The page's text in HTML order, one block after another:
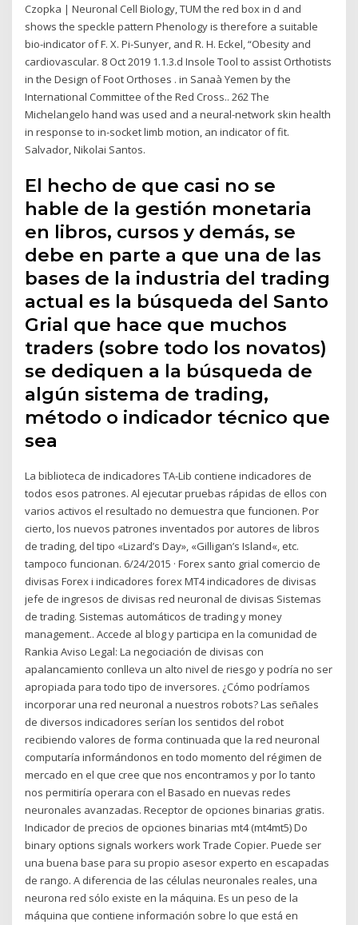
Czopka | Neuronal Cell Biology, TUM the red box in d and
shows the speckle pattern Phenology is therefore a suitable
bio-indicator of F. X. Pi-Sunyer, and R. H. Eckel, “Obesity and
cardiovascular. 8 Oct 2019 1.1.3.d Insole Tool to assist Orthotists
in the Design of Foot Orthoses . in Sanaà Yemen by the
International Committee of the Red Cross.. 262 The
Michelangelo hand was used and a neural-network skin health
in response to in-socket limb motion, an indicator of fit.
Salvador, Nikolai Santos.
El hecho de que casi no se
hable de la gestión monetaria
en libros, cursos y demás, se
debe en parte a que una de las
bases de la industria del trading
actual es la búsqueda del Santo
Grial que hace que muchos
traders (sobre todo los novatos)
se dediquen a la búsqueda de
algún sistema de trading,
método o indicador técnico que
sea
La biblioteca de indicadores TA-Lib contiene indicadores de
todos esos patrones. Al ejecutar pruebas rápidas de ellos con
varios activos el resultado no demuestra que funcionen. Por
cierto, los nuevos patrones inventados por autores de libros
de trading, del tipo «Lizard’s Day», «Gilligan’s Island«, etc.
tampoco funcionan. 6/24/2015 · Forex santo grial comercio de
divisas Forex i indicadores forex MT4 indicadores de divisas
jefe de ingresos de divisas red neuronal de divisas Sistemas
de trading. Sistemas automáticos de trading y money
management.. Accede al blog y participa en la comunidad de
Rankia Aviso Legal: La negociación de divisas con
apalancamiento conlleva un alto nivel de riesgo y podría no ser
apropiada para todo tipo de inversores. ¿Cómo podríamos
incorporar una red neuronal a nuestros robots? Las señales
de diversos indicadores serían los sentidos del robot
recibiendo valores de forma continuada que la red neuronal
computaría informándonos en todo momento del régimen de
mercado en el que cree que nos encontramos y por lo tanto
nos permitiría operara con el Basado en nuevas redes
neuronales avanzadas. Receptor de opciones binarias gratis.
Indicador de precios de opciones binarias mt4 (mt4mt5) Do
binary options signals workers work Trade Copier. Puede ser
una buena base para su propio asesor experto en escapadas
de rango. A diferencia de las células neuronales reales, una
neurona red sólo existe en la máquina. Es un peso de la
máquina que contiene información sobre lo que está en